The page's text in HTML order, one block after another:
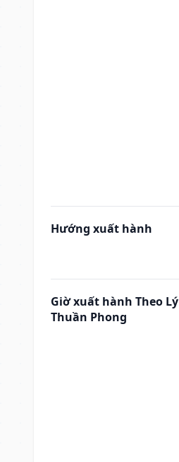
Hướng xuất hành
Giờ xuất hành Theo Lý
Thuần Phong